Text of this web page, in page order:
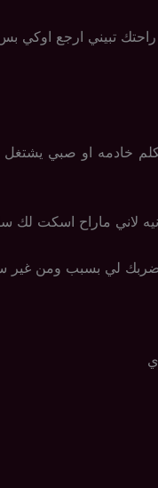
راحتك تبيني ارجع اوكي
خادمه او صبي يشتغل
لاني ماراح اسكت لك
وضربك لي بسبب ومن غير